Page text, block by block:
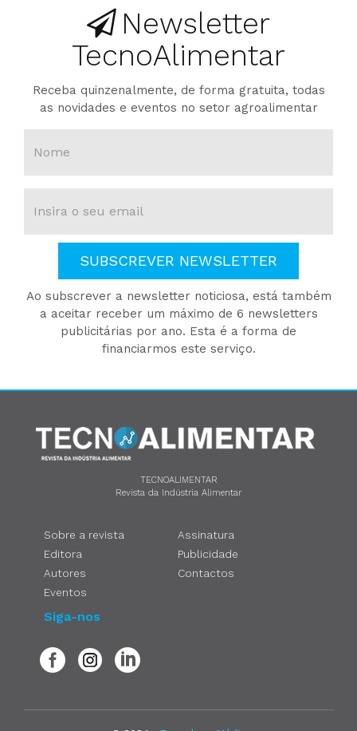
Newsletter
TecnoAlimentar
Receba quinzenalmente, de forma gratuita, todas
as novidades e eventos no setor agroalimentar
SUBSCREVER NEWSLETTER
Ao subscrever a newsletter noticiosa, está também
a aceitar receber um máximo de 6 newsletters
publicitárias por ano. Esta é a forma de
financiarmos este serviço.
TECNOALIMENTAR
Revista da Indústria Alimentar
Sobre a revista
Editora
Autores
Eventos
Assinatura
Publicidade
Contactos
Siga-nos